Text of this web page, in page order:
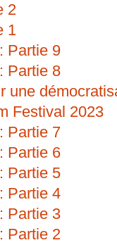
2
1
Partie 9
Partie 8
une
Festival 2023
Partie 7
Partie 6
Partie 5
Partie 4
Partie 3
Partie 2